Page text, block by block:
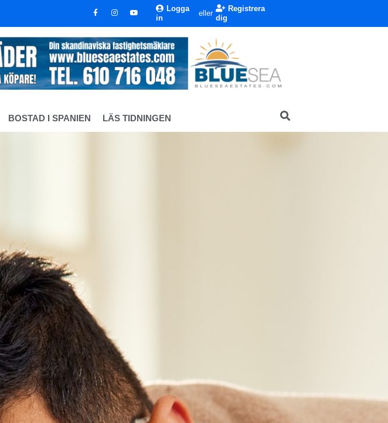
Logga
in
eller
Registrera
dig
BOSTAD I SPANIEN LÄS TIDNINGEN